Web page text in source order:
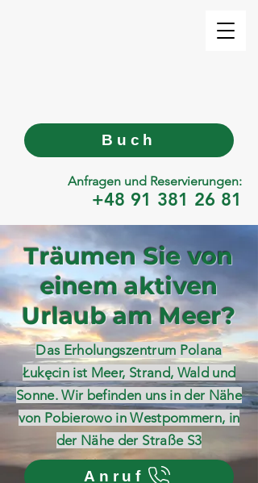
Buch
Anfragen und Reservierungen:
+48 91 381 26 81
Träumen Sie von
einem aktiven
Urlaub am Meer?
Das Erholungszentrum Polana
Łukęcin ist Meer, Strand, Wald und
Sonne. Wir befinden uns in der Nähe
von Pobierowo in Westpommern, in
der Nähe der Straße S3
Anruf